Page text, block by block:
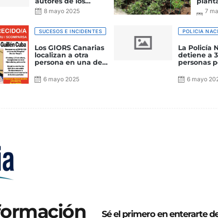
incendios que
asolaban Arrecife
8 mayo 2025
7
SUCESOS E INCIDENTES
Los GIORS Canarias
localizan a otra
persona en una de
localizar a Juan
Antonio Guillén
6 mayo 2025
POLICIA
La Policía
detiene a
personas
6 mayo
Sé el primero en enterarte